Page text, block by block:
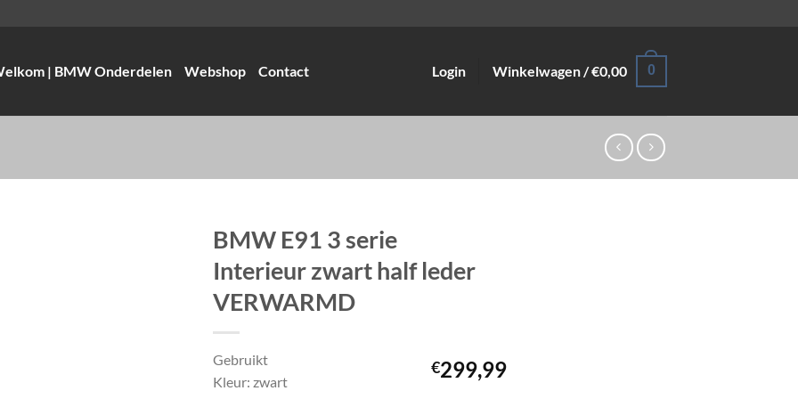
| BMW Onderdelen
Webshop Contact Login Winkelwagen /€0,00 0
BMW E91 3 serie
Interieur zwart half leder
VERWARMD
€299,99
Gebruikt
Kleur: zwart